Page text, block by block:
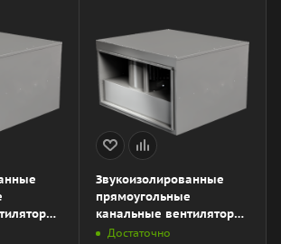
Звукоизолированные
прямоугольные
канальные вентиляторы
ZKSA 700х400-4L3
Достаточно